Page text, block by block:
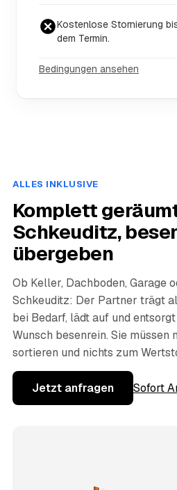
Kostenlose Stornierung
dem Termin.
Bedingungen ansehen
ALLES INKLUSIVE
Komplett
Schkeuditz,
übergeben
Ob Keller, Dachboden, Garage
Schkeuditz: Der Partner trägt
bei Bedarf, lädt auf und
Wunsch besenrein. Sie müssen
sortieren und nichts zum
Jetzt anfragen Sofort